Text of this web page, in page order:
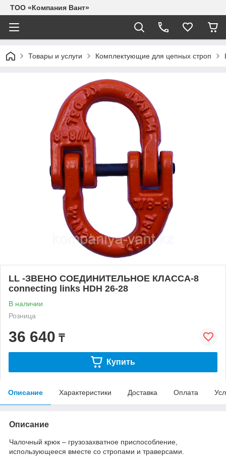
ТОО «Компания Вант»
Товары и услуги Комплектующие для цепных строп
LL -ЗВЕНО СОЕДИНИТЕЛЬНОЕ КЛАССА-8
connecting links HDH 26-28
В наличии
Розница
36 640 ₸
Купить
Описание Характеристики Доставка Оплата
Описание
Чалочный крюк – грузозахватное приспособление,
использующееся вместе со стропами и траверсами.